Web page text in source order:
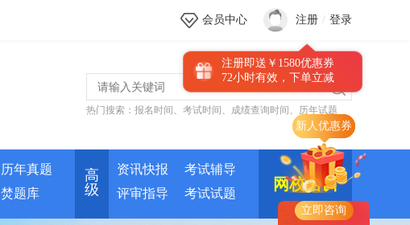
立即咨询
会员中心 注册 / 登录
注册即送￥1580优惠券
72小时有效，下单立减
热门搜索： 报名时间 、 考试时间 、 成绩查询时间 、 历年试题
历年真题
焚题库
高
级
资讯快报
考试辅导
评审指导
考试试题
网校培训